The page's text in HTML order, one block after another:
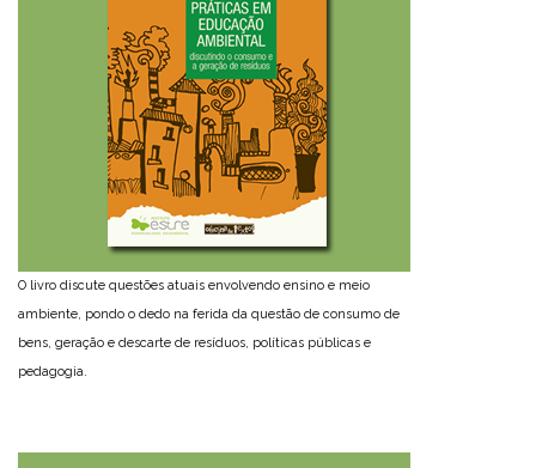
O livro discute questões atuais envolvendo ensino e meio
ambiente, pondo o dedo na ferida da questão de consumo de
bens, geração e descarte de resíduos, políticas públicas e
pedagogia.